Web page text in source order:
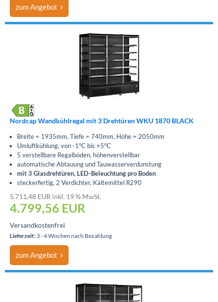
zum Angebot
Nordcap Wandkühlregal mit 3 Drehtüren WKU 1870 BLACK
Breite = 1935mm, Tiefe = 740mm, Höhe = 2050mm
Umluftkühlung, von -1°C bis +5°C
5 verstellbare Regalböden, höhenverstellbar
automatische Abtauung und Tauwasserverdunstung
mit 3 Glasdrehtüren, LED-Beleuchtung pro Boden
steckerfertig, 2 Verdichter, Kältemittel R290
5.711,48 EUR inkl. 19 % MwSt.
4.799,56 EUR
Versandkostenfrei
Lieferzeit: 3 - 4 Wochen nach Bezahlung
zum Angebot